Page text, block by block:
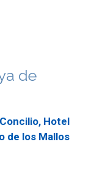
de
Hotel
de los Mallos